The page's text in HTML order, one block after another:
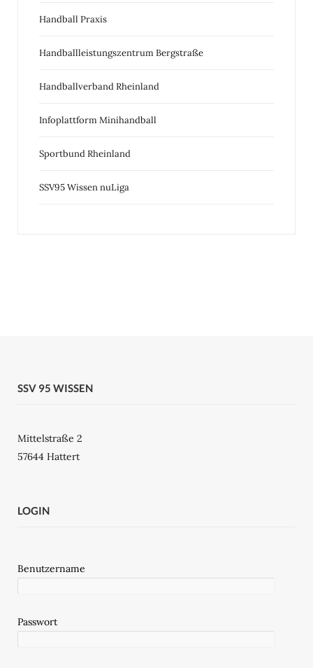
Handball Praxis
Handballleistungszentrum Bergstraße
Handballverband Rheinland
Infoplattform Minihandball
Sportbund Rheinland
SSV95 Wissen nuLiga
SSV 95 WISSEN
Mittelstraße 2
57644 Hattert
LOGIN
Benutzername
Passwort